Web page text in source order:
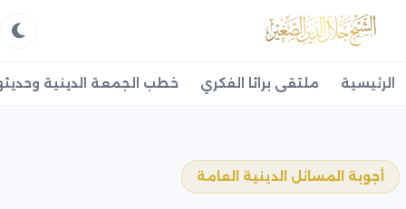
الرئيسية ملتقى براثا الفكري خطب الجمعة الدينية
أجوبة المسائل الدينية العامة